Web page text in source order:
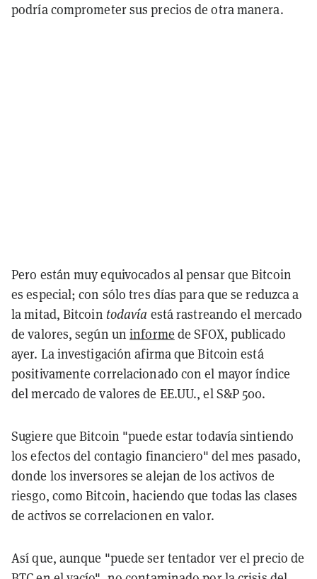
podría comprometer sus precios de otra manera.
Pero están muy equivocados al pensar que Bitcoin
es especial; con sólo tres días para que se reduzca a
la mitad, Bitcoin todavía está rastreando el mercado
de valores, según uninforme de SFOX, publicado
ayer. La investigación afirma que Bitcoin está
positivamente correlacionado con el mayor índice
del mercado de valores de EE.UU., el S&P 500.
Sugiere que Bitcoin "puede estar todavía sintiendo
los efectos del contagio financiero" del mes pasado,
donde los inversores se alejan de los activos de
riesgo, como Bitcoin, haciendo que todas las clases
de activos se correlacionen en valor.
Así que, aunque "puede ser tentador ver el precio de